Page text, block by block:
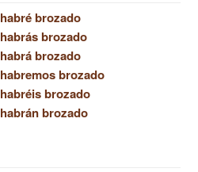
habré brozado
habrás brozado
habrá brozado
habremos brozado
habréis brozado
habrán brozado